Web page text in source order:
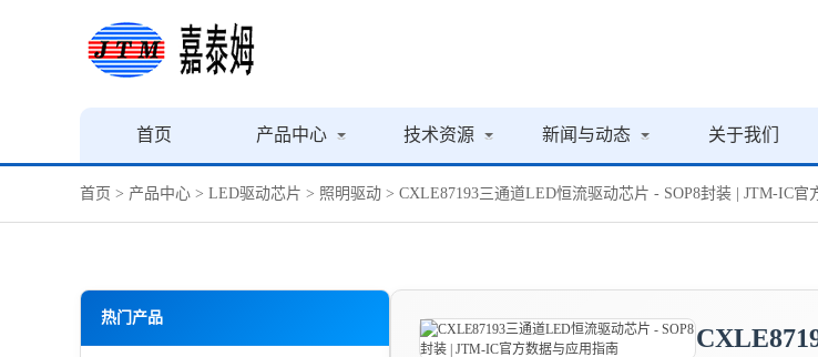
首页 产品中心 技术资源 新闻与动态 关于我们
首页 > 产品中心 > LED驱动芯片 > 照明驱动 > CXLE87193三通道LED恒流驱动芯片 - SOP8封装 | JTM-IC官
热门产品